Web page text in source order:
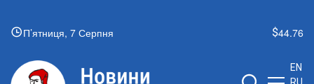
П’ятниця, 7 Серпня 44.76
EN